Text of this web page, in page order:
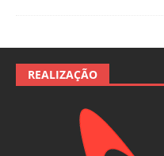
REALIZAÇÃO